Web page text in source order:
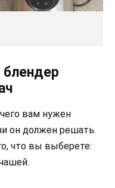
блендер
вам нужен
он должен решать.
что вы выберете: